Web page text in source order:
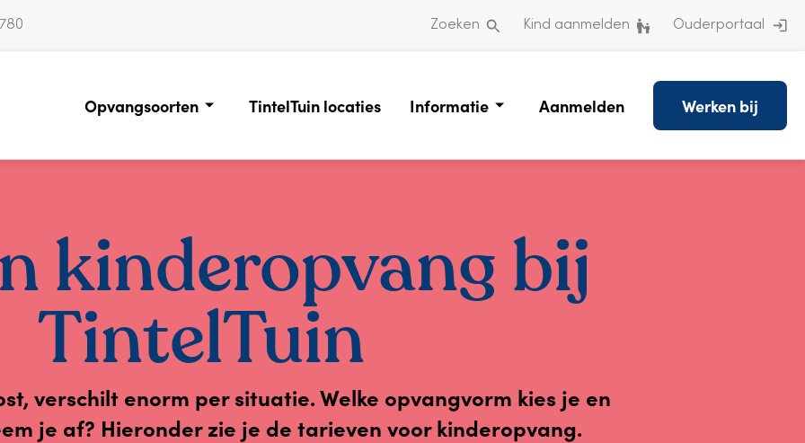
Zoeken Kind aanmelden Ouderportaal
Opvangsoorten TintelTuin locaties Informatie Aanmelden Werken bij
kinderopvang bij
TintelTuin
verschilt enorm per situatie. Welke opvangvorm kies je en
je af? Hieronder zie je de tarieven voor kinderopvang.